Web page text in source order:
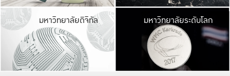
มหาวิทยาลัยดิจิทัล มหาวิ
เปลี่ยนแปลง แล
เพื่อทำง
ระบบสารสนเทศ
มหาวิทยาลัยระดับโลก